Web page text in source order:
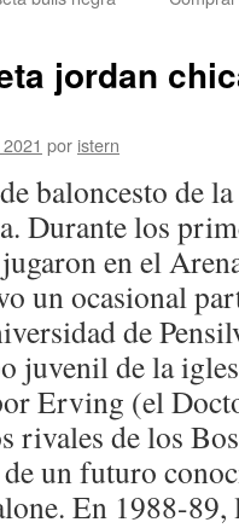
jordan
por istern
baloncesto de
Durante los
en el
un ocasional
de
juvenil de la
Erving (el
rivales de los
un futuro
En 1988-89,